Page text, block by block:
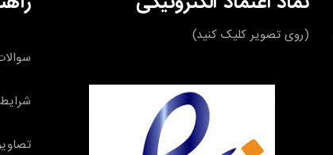
(روی تصویر کلیک کنید)